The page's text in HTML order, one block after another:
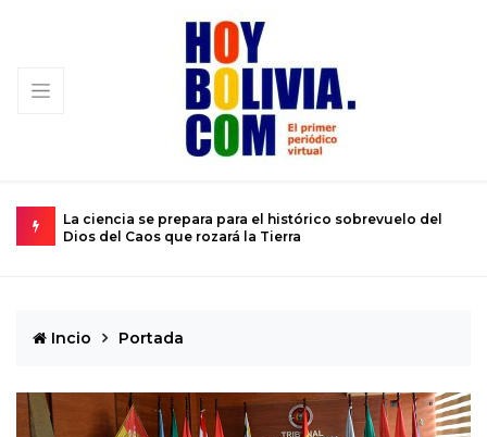
La ciencia se prepara para el histórico sobrevuelo del
Dios del Caos que rozará la Tierra
Incio Portada